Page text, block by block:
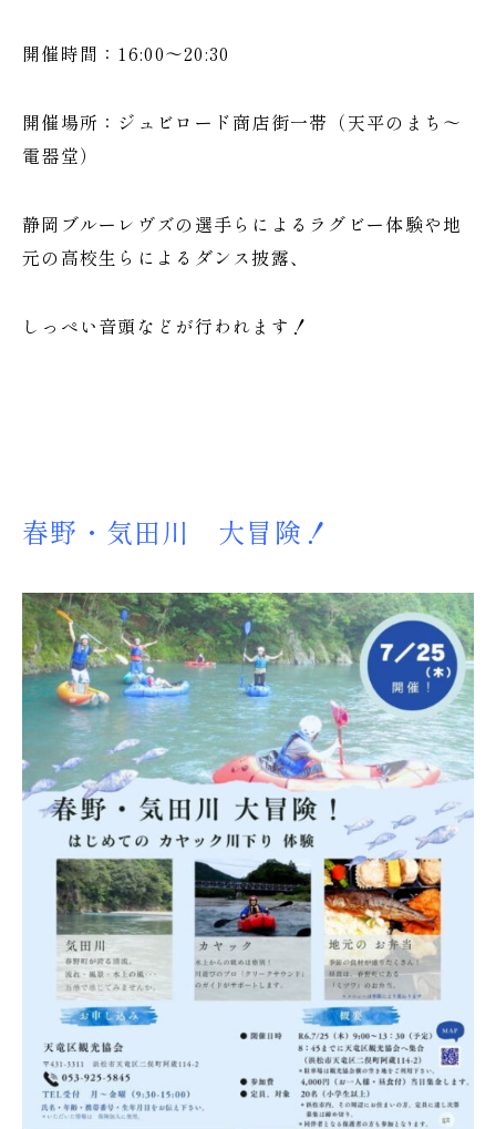
開催時間：16:00～20:30
開催場所：ジュビロード商店街一帯（天平のまち〜
電器堂）
静岡ブルーレヴズの選手らによるラグビー体験や地
元の高校生らによるダンス披露、
しっぺい音頭などが行われます！
春野・気田川 大冒険！